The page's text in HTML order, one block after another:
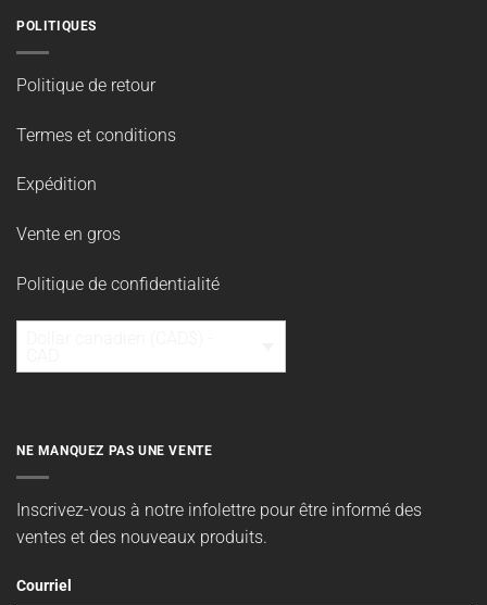
POLITIQUES
Politique de retour
Termes et conditions
Expédition
Vente en gros
Politique de confidentialité
NE MANQUEZ PAS UNE VENTE
Inscrivez-vous à notre infolettre pour être informé des
ventes et des nouveaux produits.
Courriel